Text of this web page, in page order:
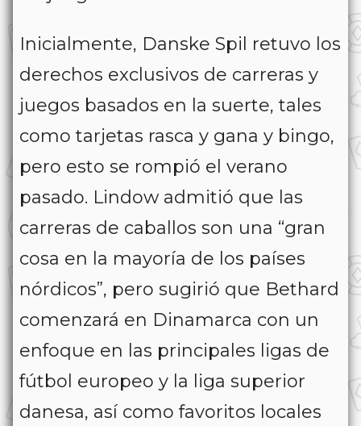
Inicialmente, Danske Spil retuvo los
derechos exclusivos de carreras y
juegos basados ​​en la suerte, tales
como tarjetas rasca y gana y bingo,
pero esto se rompió el verano
pasado. Lindow admitió que las
carreras de caballos son una “gran
cosa en la mayoría de los países
nórdicos”, pero sugirió que Bethard
comenzará en Dinamarca con un
enfoque en las principales ligas de
fútbol europeo y la liga superior
danesa, así como favoritos locales